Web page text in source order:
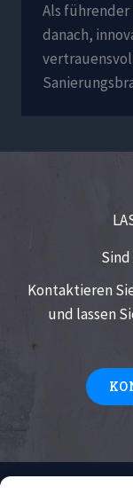
Als
danach,
Kontaktieren
und lassen